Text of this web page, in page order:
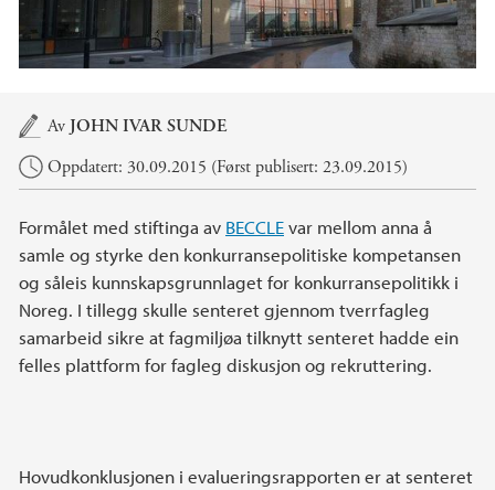
Hovedinnhold
AvJOHN IVAR SUNDE
Oppdatert: 30.09.2015 (Først publisert: 23.09.2015)
Formålet med stiftinga av BECCLEvar mellom anna å
samle og styrke den konkurransepolitiske kompetansen
og såleis kunnskapsgrunnlaget for konkurransepolitikk i
Noreg. I tillegg skulle senteret gjennom tverrfagleg
samarbeid sikre at fagmiljøa tilknytt senteret hadde ein
felles plattform for fagleg diskusjon og rekruttering.
Hovudkonklusjonen i evalueringsrapporten er at senteret